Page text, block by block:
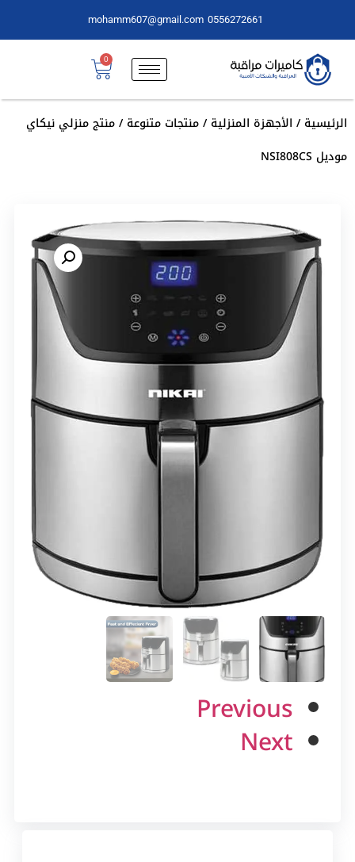
0556272661
mohamm607@gmail.com
0
الرئيسية/ الأجهزة المنزلية/منتجات متنوعة/ منتج منزلي نيكاي
موديل NSI808CS
Previous
Next